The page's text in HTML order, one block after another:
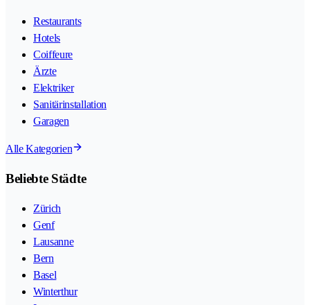
Restaurants
Hotels
Coiffeure
Ärzte
Elektriker
Sanitärinstallation
Garagen
Alle Kategorien
Beliebte Städte
Zürich
Genf
Lausanne
Bern
Basel
Winterthur